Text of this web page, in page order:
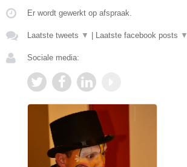
Er wordt gewerkt op afspraak.
Laatste tweets ▼ | Laatste facebook posts ▼
Sociale media: